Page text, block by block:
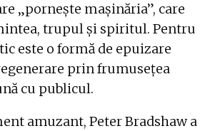
„pornește mașinăria”, care
trupul și spiritul. Pentru
este o formă de epuizare
prin frumusețea
cu publicul.
amuzant, Peter Bradshaw a